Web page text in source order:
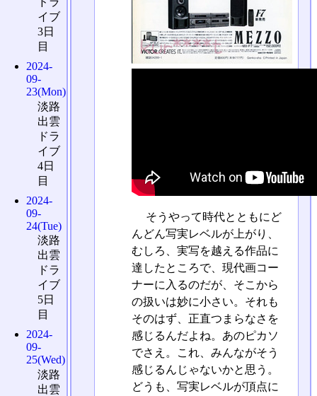
そうやって時代とともにど
んどん写実レベルが上がり、
むしろ、実写を越える作品に
達したところで、現代画コー
ナーに入るのだが、そこから
の扱いは妙に小さい。それも
そのはず、正直つまらなさを
感じるんだよね。あのピカソ
でさえ。これ、みんながそう
感じるんじゃないかと思う。
どうも、写実レベルが頂点に
イブ
3日
目
2024-
09-
23(Mon)
淡路
出雲
ドラ
イブ
4日
目
2024-
09-
24(Tue)
淡路
出雲
ドラ
イブ
5日
目
2024-
09-
25(Wed)
淡路
出雲